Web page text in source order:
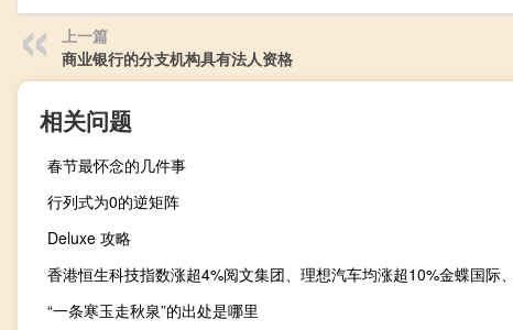
上一篇
商业银行的分支机构具有法人资格
相关问题
春节最怀念的几件事
行列式为0的逆矩阵
Deluxe 攻略
“一条寒玉走秋泉”的出处是哪里